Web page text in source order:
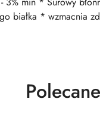
białka * wzmacnia
Produkty
Polecane